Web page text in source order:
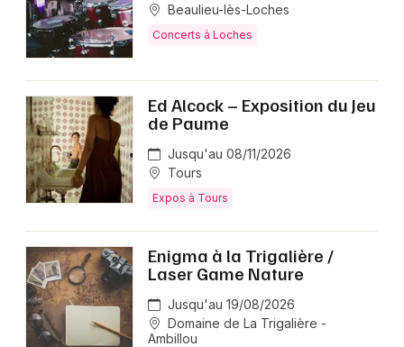
Beaulieu-lès-Loches
Concerts à Loches
Ed Alcock – Exposition du Jeu
de Paume
Jusqu'au 08/11/2026
Tours
Expos à Tours
Enigma à la Trigalière /
Laser Game Nature
Jusqu'au 19/08/2026
Domaine de La Trigalière -
Ambillou